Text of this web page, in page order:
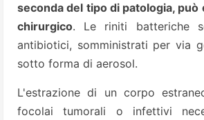
seconda del tipo di patologia, può
chirurgico. Le riniti batteriche
antibiotici, somministrati per via
sotto forma di aerosol.
L'estrazione di un corpo
focolai tumorali o infettivi